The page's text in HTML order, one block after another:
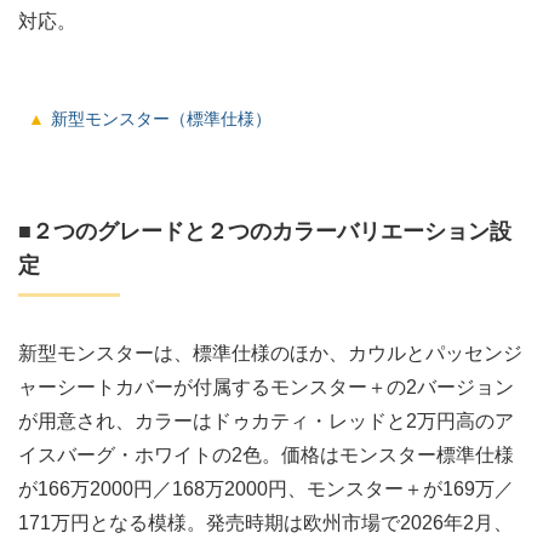
対応。
新型モンスター（標準仕様）
■２つのグレードと２つのカラーバリエーション設
定
新型モンスターは、標準仕様のほか、カウルとパッセンジ
ャーシートカバーが付属するモンスター＋の2バージョン
が用意され、カラーはドゥカティ・レッドと2万円高のア
イスバーグ・ホワイトの2色。価格はモンスター標準仕様
が166万2000円／168万2000円、モンスター＋が169万／
171万円となる模様。発売時期は欧州市場で2026年2月、